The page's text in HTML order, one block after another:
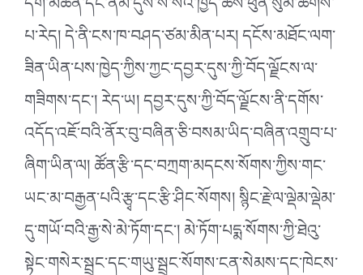
པ་རེད། དེ་ནི་ངས་ཁ་བཤད་ཙམ་མིན་པར། དངོས་མཐོང་ལག་
ཟིན་ཡིན་པས་ཁྱེད་ཀྱིས་ཀྱང་དབྱར་དུས་ཀྱི་བོད་ལྗོངས་ལ་
གཟིགས་དང༌། རེད་ཡ། དབྱར་དུས་ཀྱི་བོད་ལྗོངས་ནི་དགོས་
འདོད་འཇོ་བའི་ནོར་བུ་བཞིན་ཅི་བསམ་ཡིད་བཞིན་འགྲུབ་པ་
ཞིག་ཡིན་ལ། ཚོན་རྩི་དང་བཀྲག་མདངས་སོགས་ཀྱིས་གང་
ཡང་མ་བརྒྱན་པའི་རྩྭ་དང་རྩི་ཤིང་སོགས། སྙིང་རྗེ་ལ་ལྡེམ་ལྡེམ་
དུ་གཡོ་བའི་རྒྱ་སེ་མེ་ཏོག་དང༌། མེ་ཏོག་པདྨ་སོགས་ཀྱི་ཐེའུ་